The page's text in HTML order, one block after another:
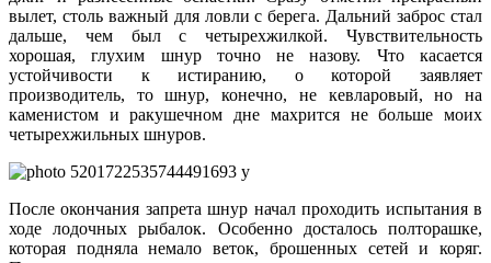
вылет, столь важный для ловли с берега. Дальний заброс стал
дальше, чем был с четырехжилкой. Чувствительность
хорошая, глухим шнур точно не назову. Что касается
устойчивости к истиранию, о которой заявляет
производитель, то шнур, конечно, не кевларовый, но на
каменистом и ракушечном дне махрится не больше моих
четырехжильных шнуров.
После окончания запрета шнур начал проходить испытания в
ходе лодочных рыбалок. Особенно досталось полторашке,
которая подняла немало веток, брошенных сетей и коряг.